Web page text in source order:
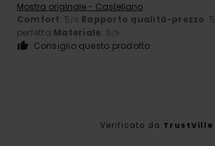
Mostra originale - Castellano
Comfort: 5/5 Rapporto qualità-prezzo: 5
perfetta Materiale: 5/5
Consiglio questo prodotto
Verificato da TrustVille